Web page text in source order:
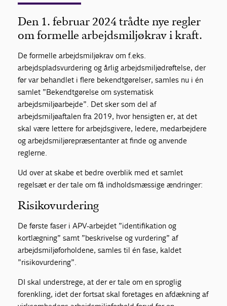
Den 1. februar 2024 trådte nye regler
om formelle arbejdsmiljøkrav i kraft.
De formelle arbejdsmiljøkrav om f.eks.
arbejdspladsvurdering og årlig arbejdsmiljødrøftelse, der
før var behandlet i flere bekendtgørelser, samles nu i én
samlet ”Bekendtgørelse om systematisk
arbejdsmiljøarbejde”. Det sker som del af
arbejdsmiljøaftalen fra 2019, hvor hensigten er, at det
skal være lettere for arbejdsgivere, ledere, medarbejdere
og arbejdsmiljørepræsentanter at finde og anvende
reglerne.
Ud over at skabe et bedre overblik med et samlet
regelsæt er der tale om få indholdsmæssige ændringer:
Risikovurdering
De første faser i APV-arbejdet ”identifikation og
kortlægning” samt ”beskrivelse og vurdering” af
arbejdsmiljøforholdene, samles til én fase, kaldet
”risikovurdering”.
DI skal understrege, at der er tale om en sproglig
forenkling, idet der fortsat skal foretages en afdækning af